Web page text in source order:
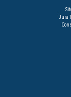
Jura